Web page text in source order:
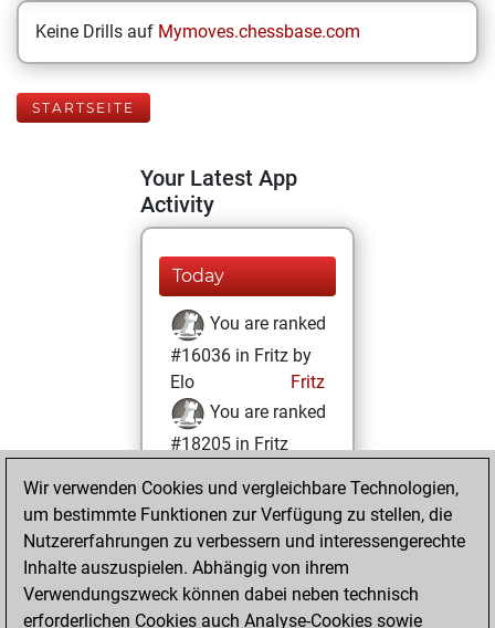
Keine Drills auf Mymoves.chessbase.com
STARTSEITE
Your Latest App
Activity
Today
You are ranked
#16036 in Fritz by
Elo
Fritz
You are ranked
#18205 in Fritz
Samstag, Juni 28,
2025
You achieved a
BeautyScore of 5
Wir verwenden Cookies und vergleichbare Technologien,
um bestimmte Funktionen zur Verfügung zu stellen, die
Nutzererfahrungen zu verbessern und interessengerechte
Inhalte auszuspielen. Abhängig von ihrem
Verwendungszweck können dabei neben technisch
erforderlichen Cookies auch Analyse-Cookies sowie